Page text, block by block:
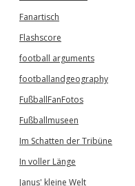
Fanartisch
Flashscore
football arguments
footballandgeography
FußballFanFotos
Fußballmuseen
Im Schatten der Tribüne
In voller Länge
Janus' kleine Welt